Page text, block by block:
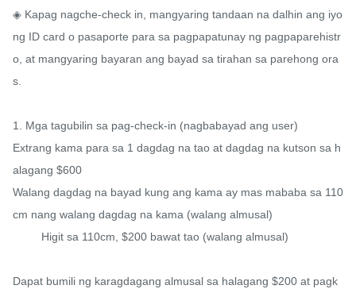
◈ Kapag nagche-check in, mangyaring tandaan na dalhin ang iyo
ng ID card o pasaporte para sa pagpapatunay ng pagpaparehistr
o, at mangyaring bayaran ang bayad sa tirahan sa parehong ora
s.
1. Mga tagubilin sa pag-check-in (nagbabayad ang user)
Extrang kama para sa 1 dagdag na tao at dagdag na kutson sa h
alagang $600
Walang dagdag na bayad kung ang kama ay mas mababa sa 110
cm nang walang dagdag na kama (walang almusal)
Dapat bumili ng karagdagang almusal sa halagang $200 at pagk